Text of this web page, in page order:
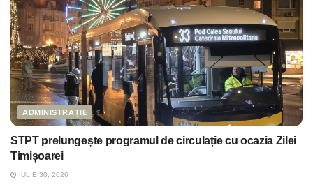
ADMINISTRAȚIE
STPT prelungește programul de circulație cu ocazia Zilei
Timișoarei
IULIE 30, 2026